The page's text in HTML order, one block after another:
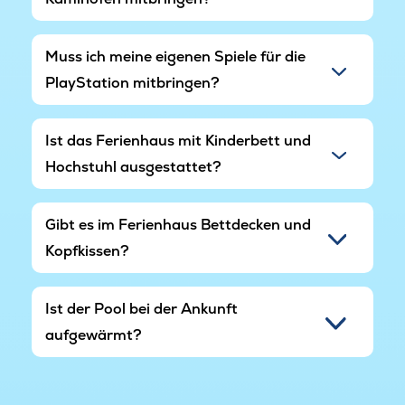
während eines Urlaubs am Råbylille Strand
kennenlernen können.
Muss ich meine eigenen Spiele für die
PlayStation mitbringen?
Ist das Ferienhaus mit Kinderbett und
Hochstuhl ausgestattet?
Gibt es im Ferienhaus Bettdecken und
Kopfkissen?
Ist der Pool bei der Ankunft
aufgewärmt?